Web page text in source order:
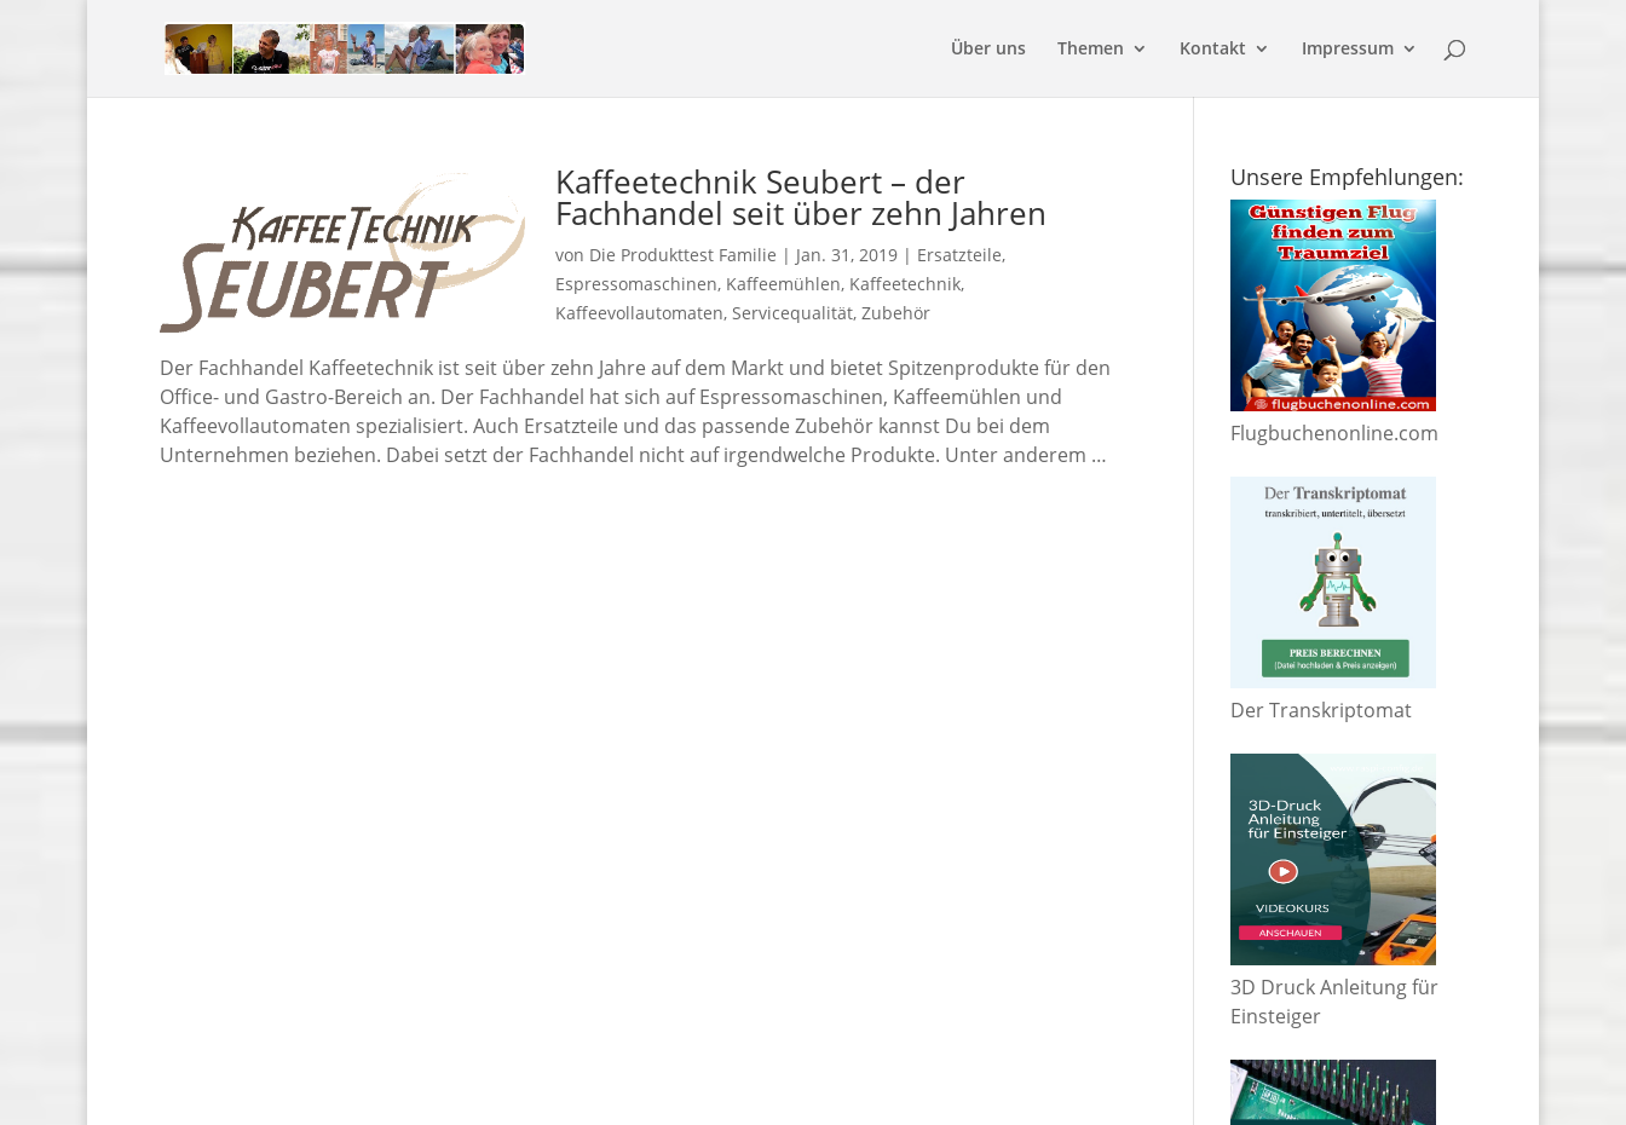
Über uns Themen Kontakt Impressum
Kaffeetechnik Seubert – der
Fachhandel seit über zehn Jahren
von Die Produkttest Familie | Jan. 31, 2019 | Ersatzteile,
Espressomaschinen, Kaffeemühlen, Kaffeetechnik,
Kaffeevollautomaten,Servicequalität,Zubehör
Der Fachhandel Kaffeetechnik ist seit über zehn Jahre auf dem Markt und bietet Spitzenprodukte für den
Office- und Gastro-Bereich an. Der Fachhandel hat sich auf Espressomaschinen, Kaffeemühlen und
Kaffeevollautomaten spezialisiert. Auch Ersatzteile und das passende Zubehör kannst Du bei dem
Unternehmen beziehen. Dabei setzt der Fachhandel nicht auf irgendwelche Produkte. Unter anderem …
Unsere Empfehlungen:
Flugbuchenonline.com
Der Transkriptomat
3D Druck Anleitung für
Einsteiger